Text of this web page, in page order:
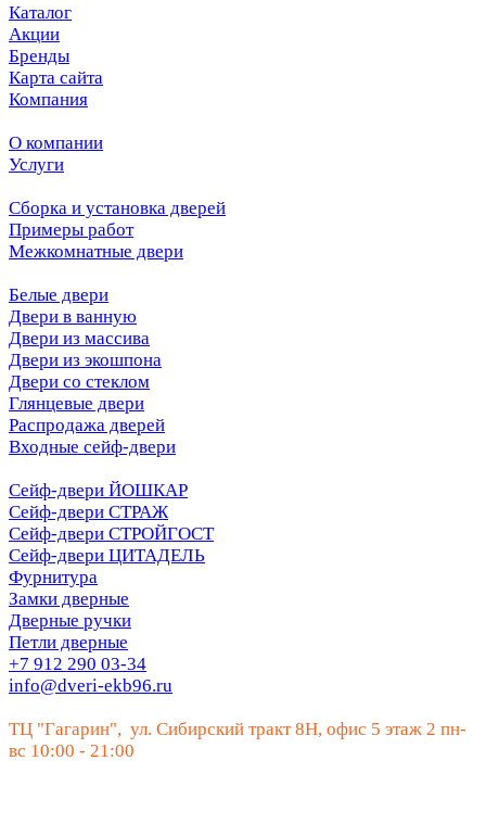
Каталог
Акции
Бренды
Карта сайта
Компания
О компании
Услуги
Сборка и установка дверей
Примеры работ
Межкомнатные двери
Белые двери
Двери в ванную
Двери из массива
Двери из экошпона
Двери со стеклом
Глянцевые двери
Распродажа дверей
Входные сейф-двери
Сейф-двери ЙОШКАР
Сейф-двери СТРАЖ
Сейф-двери СТРОЙГОСТ
Сейф-двери ЦИТАДЕЛЬ
Фурнитура
Замки дверные
Дверные ручки
Петли дверные
+7 912 290 03-34
info@dveri-ekb96.ru
ТЦ "Гагарин", ул. Сибирский тракт 8Н, офис 5 этаж 2 пн-
вс 10:00 - 21:00